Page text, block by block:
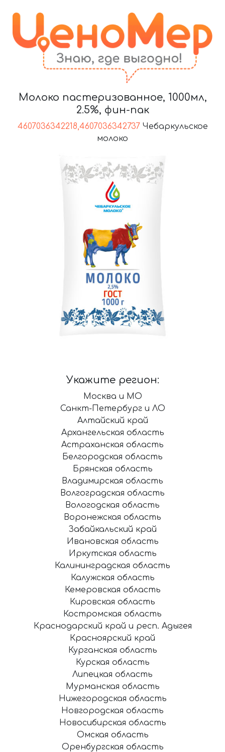
Молоко пастеризованное, 1000мл,
2.5%, фин-пак
4607036342218,4607036342737Чебаркульское
молоко
Укажите регион:
Москва и МО
Санкт-Петербург и ЛО
Алтайский край
Архангельская область
Астраханская область
Белгородская область
Брянская область
Владимирская область
Волгоградская область
Вологодская область
Воронежская область
Забайкальский край
Ивановская область
Иркутская область
Калининградская область
Калужская область
Кемеровская область
Кировская область
Костромская область
Краснодарский край и респ. Адыгея
Красноярский край
Курганская область
Курская область
Липецкая область
Мурманская область
Нижегородская область
Новгородская область
Новосибирская область
Омская область
Оренбургская область